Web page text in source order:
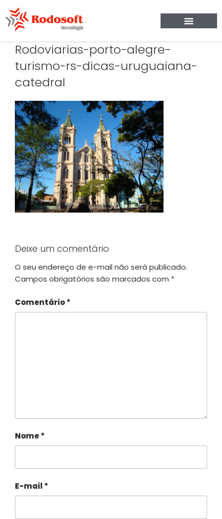
Rodoviarias-porto-alegre-
turismo-rs-dicas-uruguaiana-
catedral
Deixe um comentário
O seu endereço de e-mail não será publicado.
Campos obrigatórios são marcados com *
Comentário*
Nome*
E-mail *